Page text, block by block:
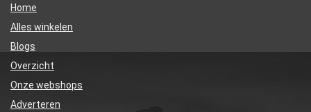
Home
Alles winkelen
Blogs
Overzicht
Onze webshops
Adverteren